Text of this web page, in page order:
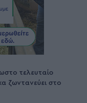
τελευταίο
ζωντανεύει στο